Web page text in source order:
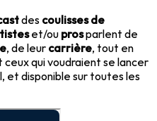
des coulisses de
et/ou prosparlent de
, de leur carrière, tout en
ceux qui voudraient se lancer
et disponible sur toutes les